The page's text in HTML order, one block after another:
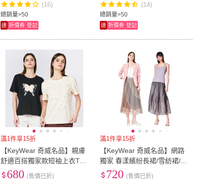
總銷量>50
(16)
速 折價券 登記
總銷量>50
(14)
速 折價券 登記
滿1件享15折
【KeyWear 奇威名品】親膚
舒適百搭獨家款短袖上衣T恤
(多款任選/黑色/米色/咖啡色)
680 (售價已折)
滿1件享15折
【KeyWear 奇威名品】網路
獨家 春漾繽紛長裙/雪紡裙/
紗裙/裙子(多款任選)
720 (售價已折)